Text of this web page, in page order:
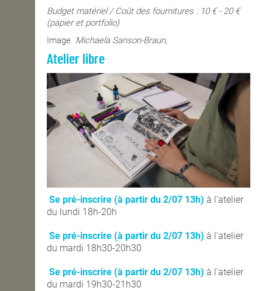
Budget matériel / Coût des fournitures : 10 € - 20 €
(papier et portfolio)
Image Michaela Sanson-Braun,
Atelier libre
Se pré-inscrire (à partir du 2/07 13h) à l'atelier
du lundi 18h-20h
Se pré-inscrire (à partir du 2/07 13h) à l'atelier
du mardi 18h30-20h30
Se pré-inscrire (à partir du 2/07 13h) à l'atelier
du mardi 19h30-21h30